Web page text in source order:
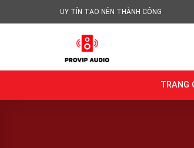
to
UY TÍN TẠO NÊN THÀNH CÔNG
TRANG